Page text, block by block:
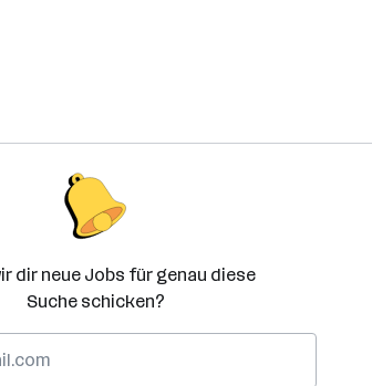
dir neue Jobs für genau diese
Suche schicken?